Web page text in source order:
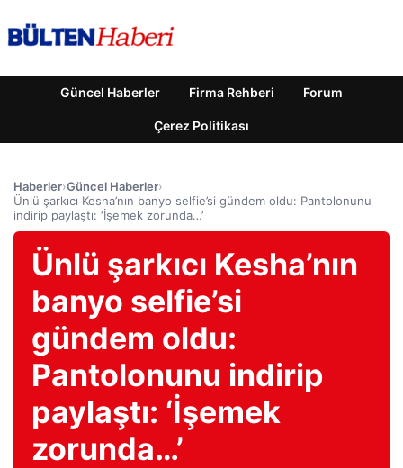
Güncel Haberler Firma Rehberi Forum
Çerez Politikası
Haberler›Güncel Haberler›
Ünlü şarkıcı Kesha’nın banyo selfie’si gündem oldu: Pantolonunu
indirip paylaştı: ‘İşemek zorunda…’
Ünlü şarkıcı Kesha’nın
banyo selfie’si
gündem oldu:
Pantolonunu indirip
paylaştı: ‘İşemek
zorunda…’